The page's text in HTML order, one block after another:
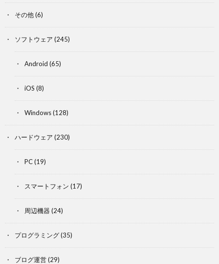
その他(6)
ソフトウェア (245)
Android (65)
iOS (8)
Windows(128)
ハードウェア (230)
PC(19)
スマートフォン (17)
周辺機器 (24)
プログラミング(35)
ブログ運営(29)